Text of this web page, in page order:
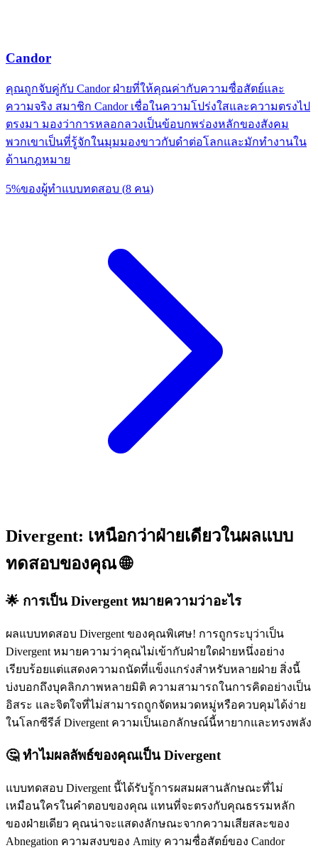
Candor
คุณถูกจับคู่กับ Candor ฝ่ายที่ให้คุณค่ากับความซื่อสัตย์และ
ความจริง สมาชิก Candor เชื่อในความโปร่งใสและความตรงไป
ตรงมา มองว่าการหลอกลวงเป็นข้อบกพร่องหลักของสังคม
พวกเขาเป็นที่รู้จักในมุมมองขาวกับดำต่อโลกและมักทำงานใน
ด้านกฎหมาย
5%ของผู้ทำแบบทดสอบ (8 คน)
Divergent: เหนือกว่าฝ่ายเดียวในผลแบบ
ทดสอบของคุณ 🌐
🌟 การเป็น Divergent หมายความว่าอะไร
ผลแบบทดสอบ Divergent ของคุณพิเศษ! การถูกระบุว่าเป็น
Divergent หมายความว่าคุณไม่เข้ากับฝ่ายใดฝ่ายหนึ่งอย่าง
เรียบร้อยแต่แสดงความถนัดที่แข็งแกร่งสำหรับหลายฝ่าย สิ่งนี้
บ่งบอกถึงบุคลิกภาพหลายมิติ ความสามารถในการคิดอย่างเป็น
อิสระ และจิตใจที่ไม่สามารถถูกจัดหมวดหมู่หรือควบคุมได้ง่าย
ในโลกซีรีส์ Divergent ความเป็นเอกลักษณ์นี้หายากและทรงพลัง
🤔 ทำไมผลลัพธ์ของคุณเป็น Divergent
แบบทดสอบ Divergent นี้ได้รับรู้การผสมผสานลักษณะที่ไม่
เหมือนใครในคำตอบของคุณ แทนที่จะตรงกับคุณธรรมหลัก
ของฝ่ายเดียว คุณน่าจะแสดงลักษณะจากความเสียสละของ
Abnegation ความสงบของ Amity ความซื่อสัตย์ของ Candor